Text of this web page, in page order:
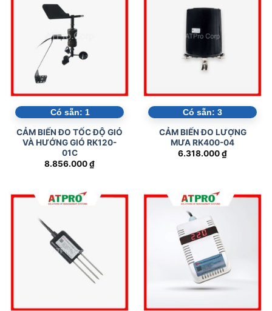
Có sẵn: 1
CẢM BIẾN ĐO TỐC ĐỘ GIÓ
VÀ HƯỚNG GIÓ RK120-
01C
8.856.000₫
Có sẵn: 3
CẢM BIẾN ĐO LƯỢNG
MƯA RK400-04
6.318.000₫